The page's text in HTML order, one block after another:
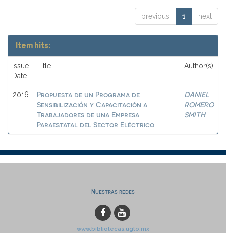
previous 1 next
Item hits:
Issue
Date
Title Author(s)
2016
Propuesta de un Programa de
Sensibilización y Capacitación a
Trabajadores de una Empresa
Paraestatal del Sector Eléctrico
DANIEL
ROMERO
SMITH
Nuestras redes
www.bibliotecas.ugto.mx